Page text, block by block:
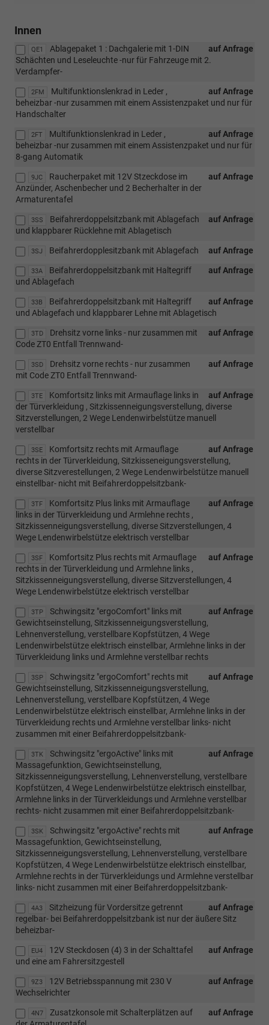
Innen
QE1 auf Anfrage
Ablagepaket 1 : Dachgalerie mit 1-DIN
Schächten und Leseleuchte -nur für Fahrzeuge mit 2.
Verdampfer-
2FM auf Anfrage
Multifunktionslenkrad in Leder ,
beheizbar -nur zusammen mit einem Assistenzpaket und nur für
Handschalter
2FT auf Anfrage
Multifunktionslenkrad in Leder ,
beheizbar -nur zusammen mit einem Assistenzpaket und nur für
8-gang Automatik
9JC auf Anfrage
Raucherpaket mit 12V Stzeckdose im
Anzünder, Aschenbecher und 2 Becherhalter in der
Armaturentafel
3SS auf Anfrage
Beifahrerdoppelsitzbank mit Ablagefach
und klappbarer Rücklehne mit Ablagetisch
3SJ auf Anfrage
Beifahrerdopplesitzbank mit Ablagefach
33A auf Anfrage
Beifahrerdoppelsitzbank mit Haltegriff
und Ablagefach
33B auf Anfrage
Beifahrerdoppelsitzbank mit Haltegriff
und Ablagefach und klappbarer Lehne mit Ablagetisch
3TD auf Anfrage
Drehsitz vorne links - nur zusammen mit
Code ZT0 Entfall Trennwand-
3SD auf Anfrage
Drehsitz vorne rechts - nur zusammen
mit Code ZT0 Entfall Trennwand-
3TE auf Anfrage
Komfortsitz links mit Armauflage links in
der Türverkleidung , Sitzkissenneigungsverstellung, diverse
Sitzverstellungen, 2 Wege Lendenwirbelstütze manuell
verstellbar
3SE auf Anfrage
Komfortsitz rechts mit Armauflage
rechts in der Türverkleidung, Sitzkisseneigungsverstellung,
diverse Sitzverestellungen, 2 Wege Lendenwirbelstütze manuell
einstellbar- nicht mit Beifahrerdoppelsitzbank-
3TF auf Anfrage
Komfortsitz Plus links mit Armauflage
links in der Türverkleidung und Armlehne rechts ,
Sitzkissenneigungsverstellung, diverse Sitzverstellungen, 4
Wege Lendenwirbelstütze elektrisch verstellbar
3SF auf Anfrage
Komfortsitz Plus rechts mit Armauflage
rechts in der Türverkleidung und Armlehne links ,
Sitzkissenneigungsverstellung, diverse Sitzverstellungen, 4
Wege Lendenwirbelstütze elektrisch verstellbar
3TP auf Anfrage
Schwingsitz "ergoComfort" links mit
Gewichtseinstellung, Sitzkissenneigungsverstellung,
Lehnenverstellung, verstellbare Kopfstützen, 4 Wege
Lendenwirbelstütze elektrisch einstellbar, Armlehne links in der
Türverkleidung links und Armlehne verstellbar rechts
3SP auf Anfrage
Schwingsitz "ergoComfort" rechts mit
Gewichtseinstellung, Sitzkissenneigungsverstellung,
Lehnenverstellung, verstellbare Kopfstützen, 4 Wege
Lendenwirbelstütze elektrisch einstellbar, Armlehne links in der
Türverkleidung rechts und Armlehne verstellbar links- nicht
zusammen mit einer Beifahrerdoppelsitzbank-
3TK auf Anfrage
Schwingsitz "ergoActive" links mit
Massagefunktion, Gewichtseinstellung,
Sitzkissenneigungsverstellung, Lehnenverstellung, verstellbare
Kopfstützen, 4 Wege Lendenwirbelstütze elektrisch einstellbar,
Armlehne links in der Türverkleidungs und Armlehne verstellbar
rechts- nicht zusammen mit einer Beifahrerdoppelsitzbank-
3SK auf Anfrage
Schwingsitz "ergoActive" rechts mit
Massagefunktion, Gewichtseinstellung,
Sitzkissenneigungsverstellung, Lehnenverstellung, verstellbare
Kopfstützen, 4 Wege Lendenwirbelstütze elektrisch einstellbar,
Armlehne rechts in der Türverkleidungs und Armlehne verstellbar
links- nicht zusammen mit einer Beifahrerdoppelsitzbank-
4A3 auf Anfrage
Sitzheizung für Vordersitze getrennt
regelbar- bei Beifahrerdoppelsitzbank ist nur der äußere Sitz
beheizbar-
EU4 auf Anfrage
12V Steckdosen (4) 3 in der Schalttafel
und eine am Fahrersitzgestell
9Z3 auf Anfrage
12V Betriebsspannung mit 230 V
Wechselrichter
4N7 auf Anfrage
Zusatzkonsole mit Schalterplätzen auf